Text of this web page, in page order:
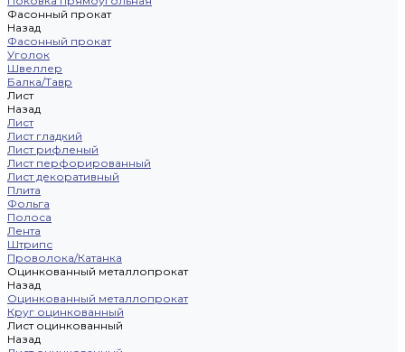
Фасонный прокат
Назад
Фасонный прокат
Уголок
Швеллер
Балка/Тавр
Лист
Назад
Лист
Лист гладкий
Лист рифленый
Лист перфорированный
Лист декоративный
Плита
Фольга
Полоса
Лента
Штрипс
Проволока/Катанка
Оцинкованный металлопрокат
Назад
Оцинкованный металлопрокат
Круг оцинкованный
Лист оцинкованный
Назад